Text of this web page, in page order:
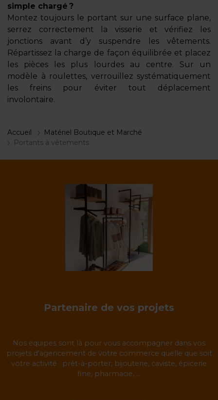
simple chargé ?
Montez toujours le portant sur une surface plane,
serrez correctement la visserie et vérifiez les
jonctions avant d’y suspendre les vêtements.
Répartissez la charge de façon équilibrée et placez
les pièces les plus lourdes au centre. Sur un
modèle à roulettes, verrouillez systématiquement
les freins pour éviter tout déplacement
involontaire.
Accueil
Matériel Boutique et Marché
Portants à vêtements
Partenaire de vos projets
Nos équipes sont là pour vous accompagner dans vos
projets d'agencement de votre commerce quelle que soit
votre activité : prêt-à-porter, bijouterie, caviste, épicerie
fine, pharmacie, ...